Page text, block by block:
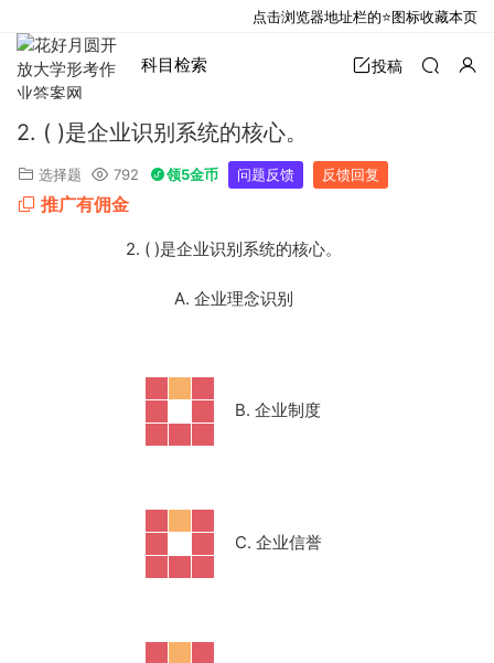
科目检索 投稿
2. ( )是企业识别系统的核心。
选择题 792 领5金币 问题反馈 反馈回复
推广有佣金
2. ( )是企业识别系统的核心。
A. 企业理念识别
B. 企业制度
C. 企业信誉
点击浏览器地址栏的⭐图标收藏本页